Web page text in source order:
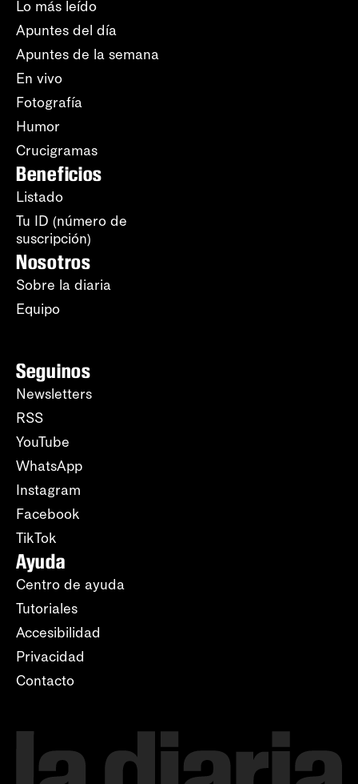
Lo más leído
Apuntes del día
Apuntes de la semana
En vivo
Fotografía
Humor
Crucigramas
Beneficios
Listado
Tu ID (número de
suscripción)
Nosotros
Sobre la diaria
Equipo
Seguinos
Newsletters
RSS
YouTube
WhatsApp
Instagram
Facebook
TikTok
Ayuda
Centro de ayuda
Tutoriales
Accesibilidad
Privacidad
Contacto